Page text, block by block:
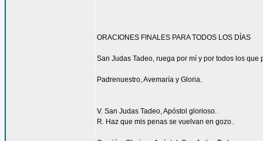
ORACIONES FINALES PARA TODOS LOS DÍAS
San Judas Tadeo, ruega por mí y por todos los que
Padrenuestro, Avemaría y Gloria.
V. San Judas Tadeo, Apóstol glorioso.
R. Haz que mis penas se vuelvan en gozo.